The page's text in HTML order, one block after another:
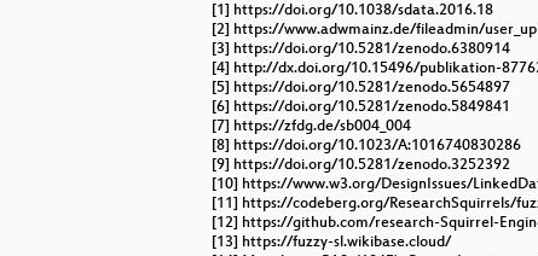
[1] https://doi.org/10.1038/sdata.2016.18
[2] https://www.adwmainz.de/fileadmin/
[3] https://doi.org/10.5281/zenodo.6380914
[4] http://dx.doi.org/10.15496/publikation-
[5] https://doi.org/10.5281/zenodo.5654897
[6] https://doi.org/10.5281/zenodo.5849841
[7] https://zfdg.de/sb004_004
[8] https://doi.org/10.1023/A:1016740830286
[9] https://doi.org/10.5281/zenodo.3252392
[10] https://www.w3.org/DesignIssues/
[11] https://codeberg.org/ResearchSquirrels/
[12] https://github.com/research-Squirrel-
[13] https://fuzzy-sl.wikibase.cloud/